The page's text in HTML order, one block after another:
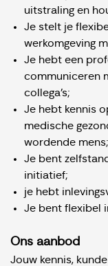
uitstraling en
Je stelt je
werkomgeving
Je hebt een
communiceren
collega's;
Je hebt kennis
medische
wordende mens;
Je bent
initiatief;
je hebt
Je bent flexibel
Ons aanbod
Jouw kennis,